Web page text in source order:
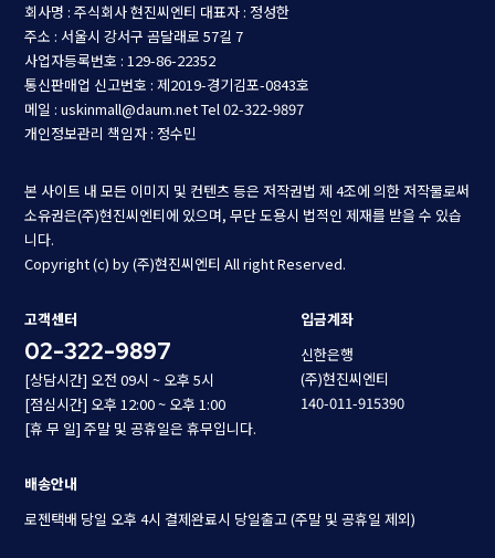
회사명 : 주식회사 현진씨엔티 대표자 : 정성한
주소 : 서울시 강서구 곰달래로 57길 7
사업자등록번호 : 129-86-22352
통신판매업 신고번호 : 제2019-경기김포-0843호
메일 : uskinmall@daum.netTel 02-322-9897
개인정보관리 책임자 : 정수민
본 사이트 내 모든 이미지 및 컨텐츠 등은 저작권법 제 4조에 의한 저작물로써
소유권은(주)현진씨엔티에 있으며, 무단 도용시 법적인 제재를 받을 수 있습
니다.
Copyright (c) by (주)현진씨엔티 All right Reserved.
고객센터
02-322-9897
[상담시간] 오전 09시 ~ 오후 5시
[점심시간] 오후 12:00 ~ 오후 1:00
[휴 무 일] 주말 및 공휴일은 휴무입니다.
입금계좌
신한은행
(주)현진씨엔티
140-011-915390
배송안내
로젠택배 당일 오후 4시 결제완료시 당일출고 (주말 및 공휴일 제외)